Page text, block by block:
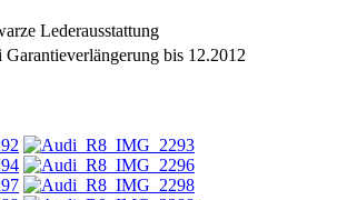
Lederausstattung
Garantieverlängerung bis 12.2012